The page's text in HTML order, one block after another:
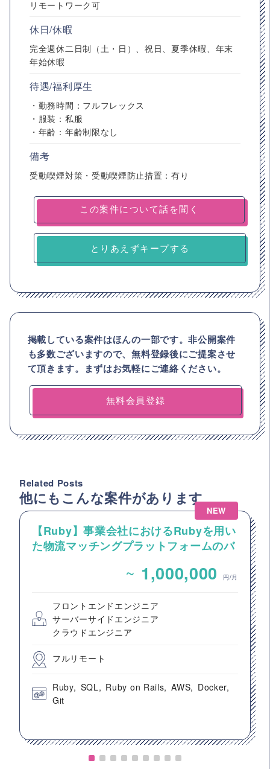
リモートワーク可
休日/休暇
完全週休二日制（土・日）、祝日、夏季休暇、年末
年始休暇
待遇/福利厚生
・勤務時間：フルフレックス
・服装：私服
・年齢：年齢制限なし
備考
受動喫煙対策・受動喫煙防止措置：有り
とりあえずキープする
掲載している案件はほんの一部です。非公開案件
も多数ございますので、無料登録後にご提案させ
て頂きます。まずはお気軽にご連絡ください。
無料会員登録
Related Posts
他にもこんな案件があります
NEW
【Ruby】事業会社におけるRubyを用い
た物流マッチングプラットフォームのバ
~ 1,000,000 円/月
フロントエンドエンジニア
サーバーサイドエンジニア
クラウドエンジニア
フルリモート
Ruby SQL Ruby on Rails AWS
Docker
Git